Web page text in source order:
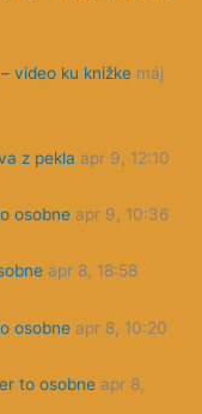
video ku knižke máj
z pekla apr 9, 12:10
osobne apr 9, 10:36
apr 8, 18:58
osobne apr 8, 10:20
to osobne apr 8,